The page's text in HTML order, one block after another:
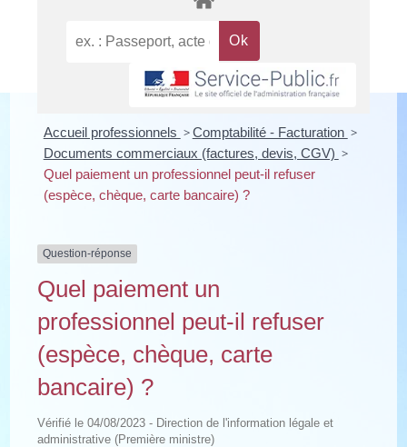
Accueil professionnels >Comptabilité - Facturation >
Documents commerciaux (factures, devis, CGV) >
Quel paiement un professionnel peut-il refuser
(espèce, chèque, carte bancaire) ?
Question-réponse
Quel paiement un
professionnel peut-il refuser
(espèce, chèque, carte
bancaire) ?
Vérifié le 04/08/2023 - Direction de l'information légale et
administrative (Première ministre)